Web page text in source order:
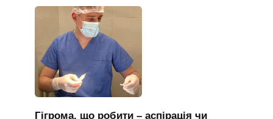
Гігрома, що робити – аспірація чи